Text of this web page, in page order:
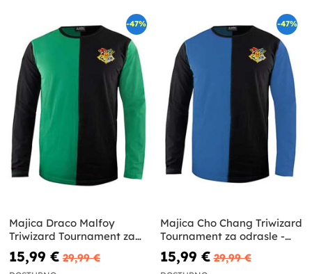
-47%
Majica Draco Malfoy
Triwizard Tournament za
odrasle - Harry Potter
15,99 € 29,99 €
-47%
Majica Cho Chang Triwizard
Tournament za odrasle -
Harry Potter
15,99 € 29,99 €